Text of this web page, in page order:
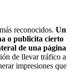
más reconocidos. Un
o publicita cierto
de una página
de llevar tráfico a
impresiones que